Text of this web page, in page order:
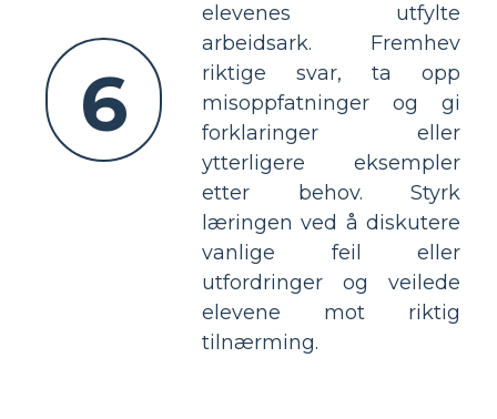
6
elevenes utfylte
arbeidsark. Fremhev
riktige svar, ta opp
misoppfatninger og gi
forklaringer eller
ytterligere eksempler
etter behov. Styrk
læringen ved å diskutere
vanlige feil eller
utfordringer og veilede
elevene mot riktig
tilnærming.